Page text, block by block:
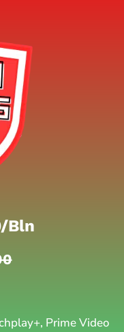
bln
Prime Video